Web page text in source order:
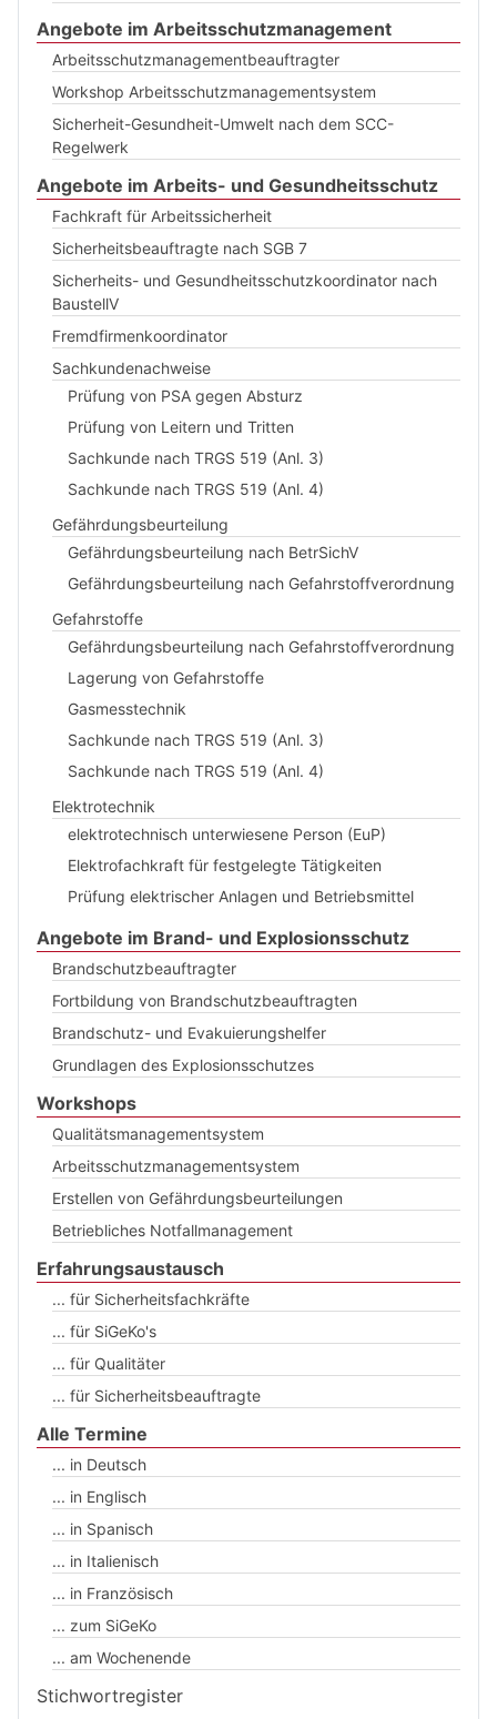
Angebote im Arbeitsschutzmanagement
Arbeitsschutzmanagementbeauftragter
Workshop Arbeitsschutzmanagementsystem
Sicherheit-Gesundheit-Umwelt nach dem SCC-
Regelwerk
Angebote im Arbeits- und Gesundheitsschutz
Fachkraft für Arbeitssicherheit
Sicherheitsbeauftragte nach SGB 7
Sicherheits- und Gesundheitsschutzkoordinator nach
BaustellV
Fremdfirmenkoordinator
Sachkundenachweise
Prüfung von PSA gegen Absturz
Prüfung von Leitern und Tritten
Sachkunde nach TRGS 519 (Anl. 3)
Sachkunde nach TRGS 519 (Anl. 4)
Gefährdungsbeurteilung
Gefährdungsbeurteilung nach BetrSichV
Gefährdungsbeurteilung nach Gefahrstoffverordnung
Gefahrstoffe
Gefährdungsbeurteilung nach Gefahrstoffverordnung
Lagerung von Gefahrstoffe
Gasmesstechnik
Sachkunde nach TRGS 519 (Anl. 3)
Sachkunde nach TRGS 519 (Anl. 4)
Elektrotechnik
elektrotechnisch unterwiesene Person (EuP)
Elektrofachkraft für festgelegte Tätigkeiten
Prüfung elektrischer Anlagen und Betriebsmittel
Angebote im Brand- und Explosionsschutz
Brandschutzbeauftragter
Fortbildung von Brandschutzbeauftragten
Brandschutz- und Evakuierungshelfer
Grundlagen des Explosionsschutzes
Workshops
Qualitätsmanagementsystem
Arbeitsschutzmanagementsystem
Erstellen von Gefährdungsbeurteilungen
Betriebliches Notfallmanagement
Erfahrungsaustausch
... für Sicherheitsfachkräfte
... für SiGeKo's
... für Qualitäter
... für Sicherheitsbeauftragte
Alle Termine
... in Deutsch
... in Englisch
... in Spanisch
... in Italienisch
... in Französisch
... zum SiGeKo
... am Wochenende
Stichwortregister